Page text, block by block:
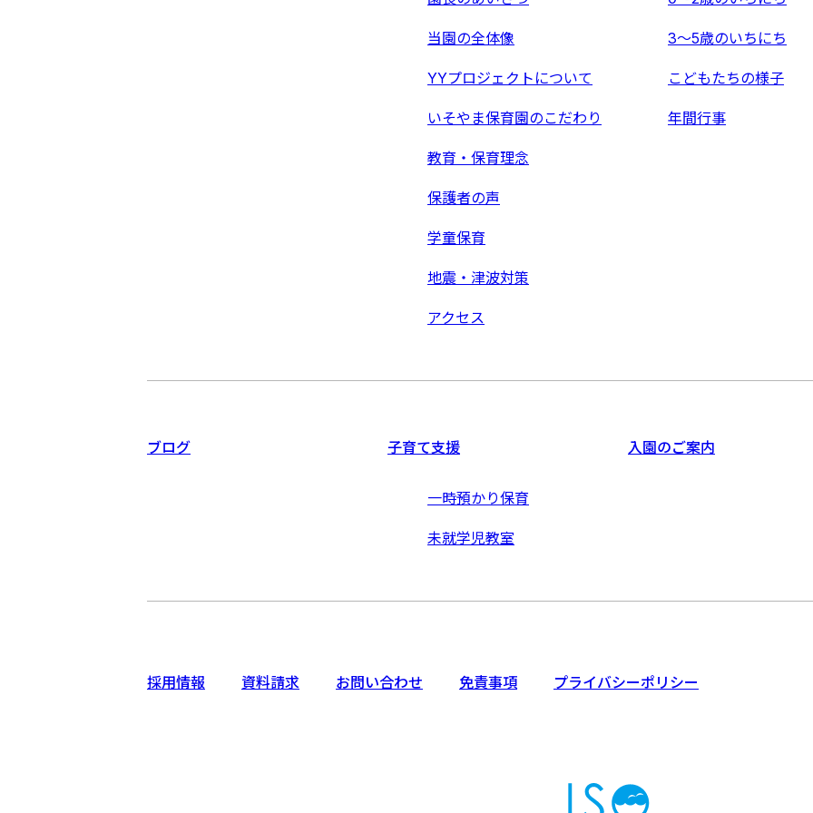
当園の全体像
YYプロジェクトについて
いそやま保育園のこだわり
教育・保育理念
保護者の声
学童保育
地震・津波対策
アクセス
3〜5歳のいちにち
こどもたちの様子
年間行事
ブログ 子育て支援
一時預かり保育
未就学児教室
入園のご案内
採用情報 資料請求 お問い合わせ 免責事項 プライバシーポリシー